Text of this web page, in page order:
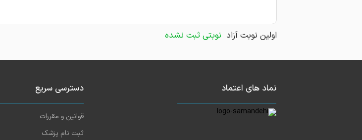
اولین نوبت آزاد نوبتی ثبت نشده
نماد های اعتماد دسترسی سریع
قوانین و مقررات
ثبت نام پزشک